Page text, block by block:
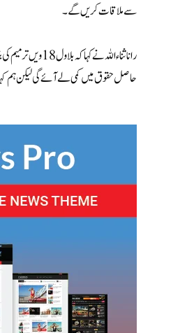
سے ملاقات کریں گے۔
حاصل حقوق میں کمی لے آئے گی لیکن ہم کہہ رہے ہیں کہ 18 ویں ترمیم میں صوبوں کو جو اختیارات دئیے ہیں